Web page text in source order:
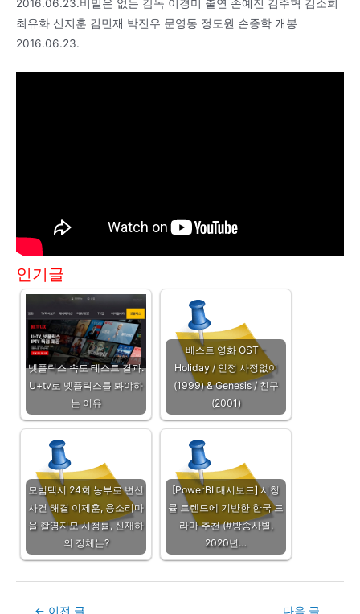
2016.06.23.비밀은 없는 감독 이경미 출연 손예진 김주혁 김소희
최유화 신지훈 김민재 박진우 문영동 정도원 손종학 개봉
2016.06.23.
인기글
넷플릭스 속도 테스트 결과.
U+tv로 넷플릭스를 봐야하
는 이유
베스트 영화 OST -
Holiday / 인정 사정없이
(1999) & Genesis / 친구
(2001)
모범택시 24회 농부로 변신
사건 해결 이제훈, 용소리마
을 촬영지모 시청률, 신재하
의 정체는?
[PowerBI 대시보드] 시청
률 트렌드에 기반한 한국 드
라마 추천 (#방송사별,
2020년…
Post← 이전 글
다음 글